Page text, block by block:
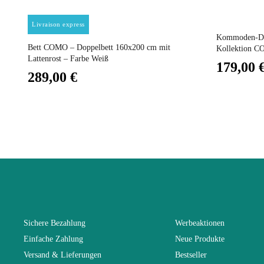
Fest
Faltbar
Livraison express
Preis
Bett COMO – Doppelbett 160x200 cm mit
Lattenrost – Farbe Weiß
289,00 €
Kommoden-
Kollektion
179,00
Sichere Bezahlung
Einfache Zahlung
Versand & Lieferungen
Werbeaktionen
Neue Produkte
Bestseller